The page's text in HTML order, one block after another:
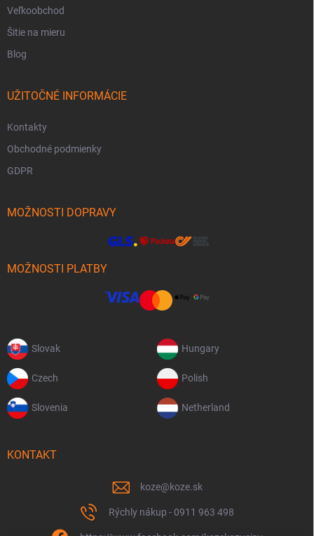
Veľkoobchod
Šitie na mieru
Blog
UŽITOČNÉ INFORMÁCIE
Kontakty
Obchodné podmienky
GDPR
MOŽNOSTI DOPRAVY
MOŽNOSTI PLATBY
Slovak Hungary
Czech Polish
Slovenia Netherland
KONTAKT
koze@koze.sk
Rýchly nákup - 0911 963 498